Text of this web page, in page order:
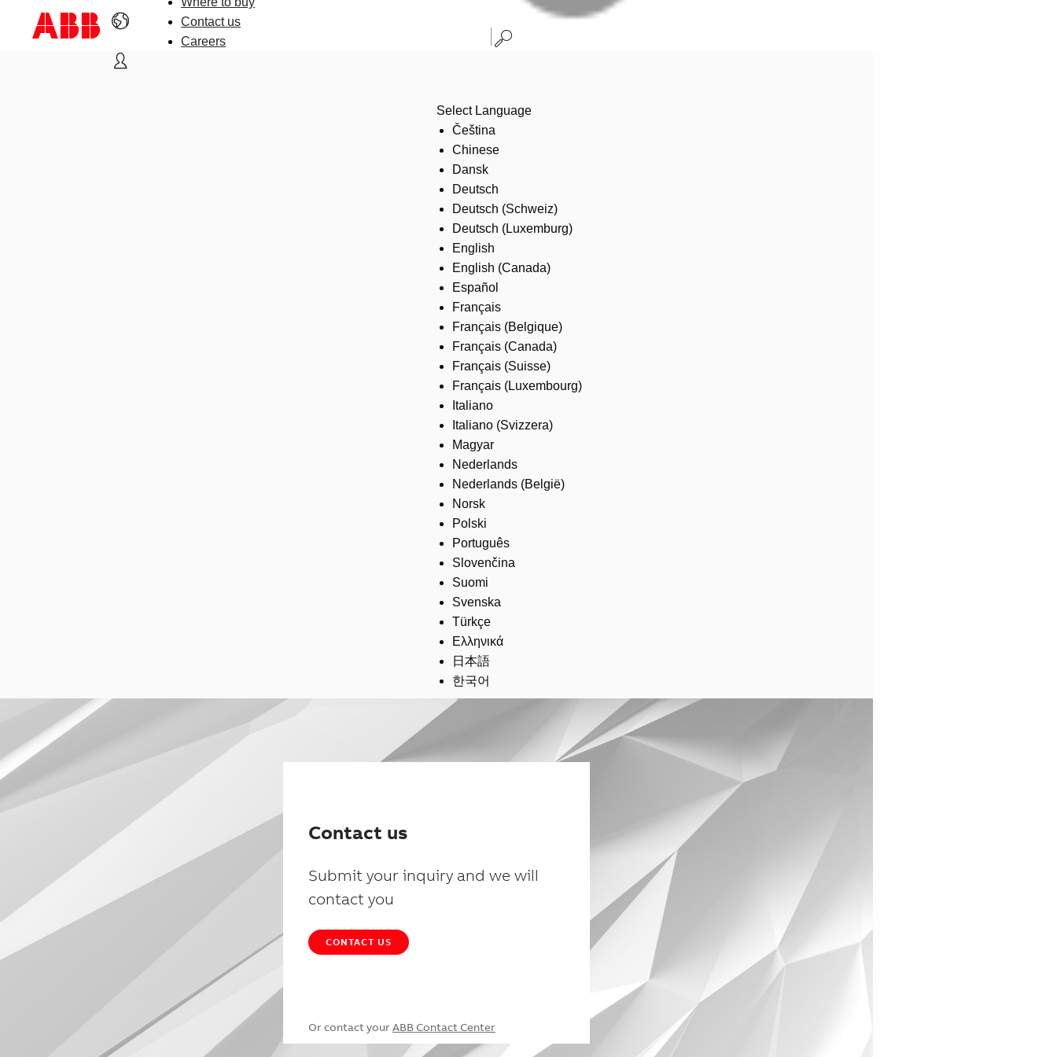
Contact us
Careers
Select Language
Čeština
Chinese
Dansk
Deutsch
Deutsch (Schweiz)
Deutsch (Luxemburg)
English
English (Canada)
Español
Français
Français (Belgique)
Français (Canada)
Français (Suisse)
Français (Luxembourg)
Italiano
Italiano (Svizzera)
Magyar
Nederlands
Nederlands (België)
Norsk
Polski
Português
Slovenčina
Suomi
Svenska
Türkçe
Ελληνικά
日本語
한국어
Contact us
Submit your inquiry and we will
contact you
CONTACT US
Or contact your ABB Contact Center